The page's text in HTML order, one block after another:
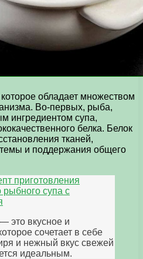
обладает множеством
Во-первых, рыба,
ингредиентом супа,
белка. Белок
тканей,
и поддержания общего
приготовления
рыбного супа с
это вкусное и
сочетает в себе
и нежный вкус свежей
идеальным.